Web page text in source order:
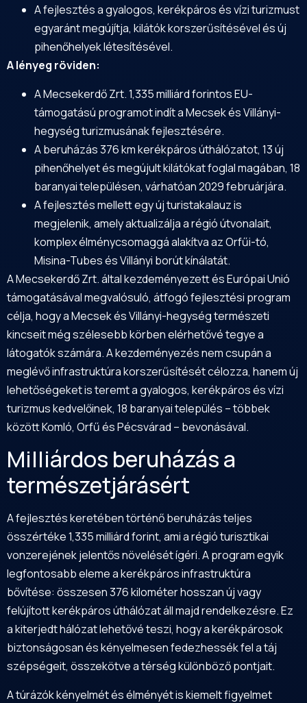
A fejlesztés a gyalogos, kerékpáros és vízi turizmust
egyaránt megújítja, kilátók korszerűsítésével és új
pihenőhelyek létesítésével.
A lényeg röviden:
A Mecsekerdő Zrt. 1,335 milliárd forintos EU-
támogatású programot indít a Mecsek és Villányi-
hegység turizmusának fejlesztésére.
A beruházás 376 km kerékpáros úthálózatot, 13 új
pihenőhelyet és megújult kilátókat foglal magában, 18
baranyai településen, várhatóan 2029 februárjára.
A fejlesztés mellett egy új turistakalauz is
megjelenik, amely aktualizálja a régió útvonalait,
komplex élménycsomaggá alakítva az Orfűi-tó,
Misina-Tubes és Villányi borút kínálatát.
A Mecsekerdő Zrt. által kezdeményezett és Európai Unió
támogatásával megvalósuló, átfogó fejlesztési program
célja, hogy a Mecsek és Villányi-hegység természeti
kincseit még szélesebb körben elérhetővé tegye a
látogatók számára. A kezdeményezés nem csupán a
meglévő infrastruktúra korszerűsítését célozza, hanem új
lehetőségeket is teremt a gyalogos, kerékpáros és vízi
turizmus kedvelőinek, 18 baranyai település – többek
között Komló, Orfű és Pécsvárad – bevonásával.
Milliárdos beruházás a
természetjárásért
A fejlesztés keretében történő beruházás teljes
összértéke 1,335 milliárd forint, ami a régió turisztikai
vonzerejének jelentős növelését ígéri. A program egyik
legfontosabb eleme a kerékpáros infrastruktúra
bővítése: összesen 376 kilométer hosszan új vagy
felújított kerékpáros úthálózat áll majd rendelkezésre. Ez
a kiterjedt hálózat lehetővé teszi, hogy a kerékpárosok
biztonságosan és kényelmesen fedezhessék fel a táj
szépségeit, összekötve a térség különböző pontjait.
A túrázók kényelmét és élményét is kiemelt figyelmet